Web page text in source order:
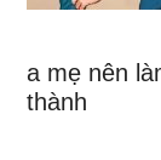
a mẹ nên
thành